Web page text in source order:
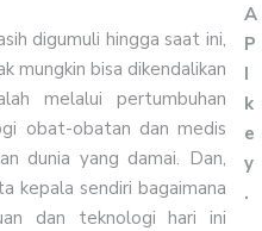
digumuli hingga saat ini,
mungkin bisa dikendalikan
melalui pertumbuhan
obat-obatan dan medis
dunia yang damai. Dan,
kepala sendiri bagaimana
dan teknologi hari ini
A
P
I
k
e
y
.